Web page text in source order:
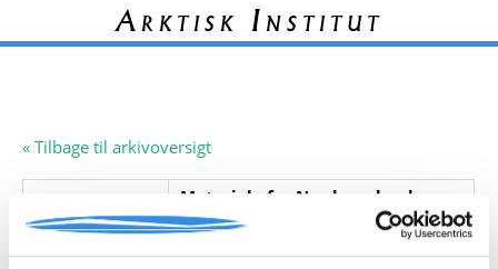
Arktisk Institut
« Tilbage til arkivoversigt
Arkivfond
A 510
Materiale fra Nordgrønlands
Inspektorat, 1863-1872 (udtaget
fra A 494, Det Grønlandske
Selskabs samling)